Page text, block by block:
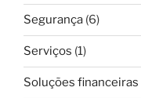
Segurança (6)
Serviços (1)
Soluções financeiras